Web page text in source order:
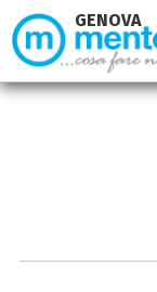
GENOVA